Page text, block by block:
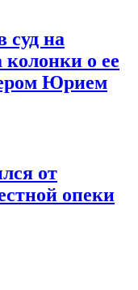
суд на
о ее
Юрием
от
опеки